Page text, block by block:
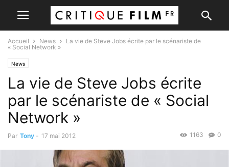
Accueil News
La vie de Steve Jobs écrite par le scénariste de
« Social Network »
News
La vie de Steve Jobs écrite
par le scénariste de « Social
Network »
Par Tony - 17 mai 2012 0
1163